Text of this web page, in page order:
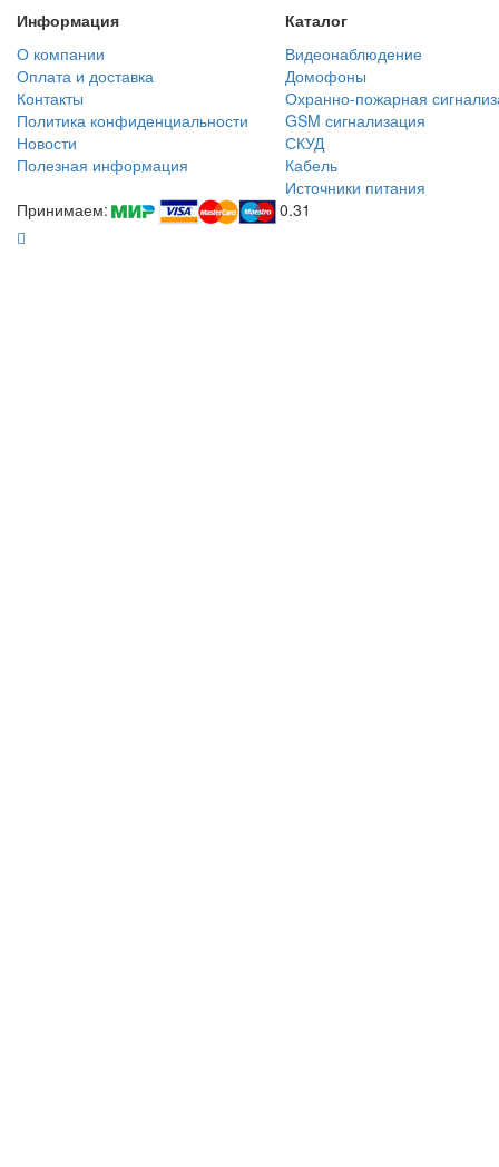
Информация
Каталог
О компании
Видеонаблюдение
Оплата и доставка
Домофоны
Контакты
Охранно-пожарная
Политика конфиденциальности
GSM сигнализация
Новости
СКУД
Полезная информация
Кабель
Источники питания
Принимаем:
0.31